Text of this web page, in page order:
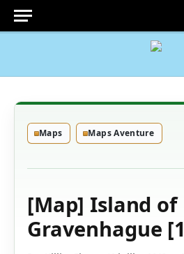
Maps Maps Aventure
[Map] Island of
Gravenhague